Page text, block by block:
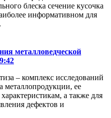
блеска сечение кусочка
информативном для
металловедческой
– комплекс исследований
металлопродукции, ее
а также для
дефектов и